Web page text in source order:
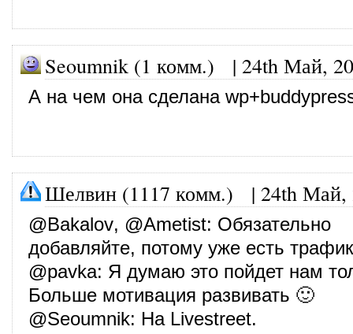
Seoumnik (1 комм.) | 24th Май,
А на чем она сделана
Шелвин (1117 комм.) | 24th Май,
@Bakalov, @Ametist: Обязательно
добавляйте, потому уже есть
@pavka: Я думаю это пойдет нам
Больше мотивация развивать 🙂
@Seoumnik: На Livestreet.